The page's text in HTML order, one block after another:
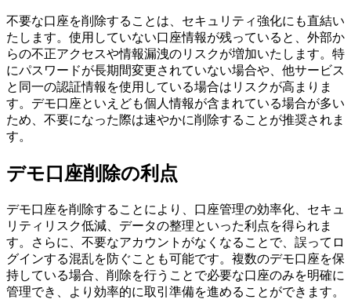
不要な口座を削除することは、セキュリティ強化にも直結い
たします。使用していない口座情報が残っていると、外部か
らの不正アクセスや情報漏洩のリスクが増加いたします。特
にパスワードが長期間変更されていない場合や、他サービス
と同一の認証情報を使用している場合はリスクが高まりま
す。デモ口座といえども個人情報が含まれている場合が多い
ため、不要になった際は速やかに削除することが推奨されま
す。
デモ口座削除の利点
デモ口座を削除することにより、口座管理の効率化、セキュ
リティリスク低減、データの整理といった利点を得られま
す。さらに、不要なアカウントがなくなることで、誤ってロ
グインする混乱を防ぐことも可能です。複数のデモ口座を保
持している場合、削除を行うことで必要な口座のみを明確に
管理でき、より効率的に取引準備を進めることができます。